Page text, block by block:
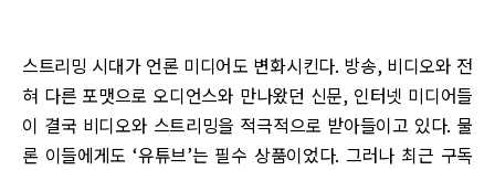
스트리밍 시대가 언론 미디어도 변화시킨다. 방송, 비디오와 전
혀 다른 포맷으로 오디언스와 만나왔던 신문, 인터넷 미디어들
이 결국 비디오와 스트리밍을 적극적으로 받아들이고 있다. 물
론 이들에게도 ‘유튜브’는 필수 상품이었다. 그러나 최근 구독